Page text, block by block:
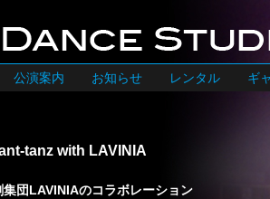
公演案内 お知らせ レンタル ギ
tanz with LAVINIA
LAVINIAのコラボレーション